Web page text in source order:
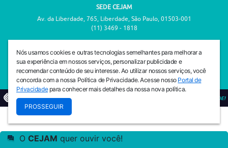
SEDE CEJAM
Av. da Liberdade, 765, Liberdade, São Paulo, 01503-001
(11) 3469 - 1818
Av. da Liberdade, 765, Liberdade, São Paulo, 01503-001
(11) 3469 - 1818
© 2026 PREVENIR É VIVER COM QUALIDADE!
Nós usamos cookies e outras tecnologias semelhantes para melhorar a
sua experiência em nossos serviços, personalizar publicidade e
recomendar conteúdo de seu interesse. Ao utilizar nossos serviços, você
concorda com a nossa Política de Privacidade. Acesse nosso Portal de
Privacidadepara conhecer mais detalhes da nossa nova política.
PROSSEGUIR
O CEJAM quer ouvir você!